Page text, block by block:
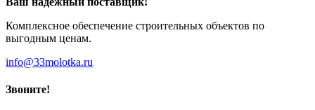
Комплексное обеспечение строительных объектов по
выгодным ценам.
info@33molotka.ru
Звоните!